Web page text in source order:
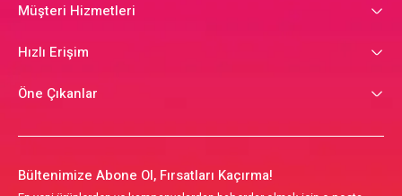
Müşteri Hizmetleri
Hızlı Erişim
Öne Çıkanlar
Bültenimize Abone Ol, Fırsatları Kaçırma!